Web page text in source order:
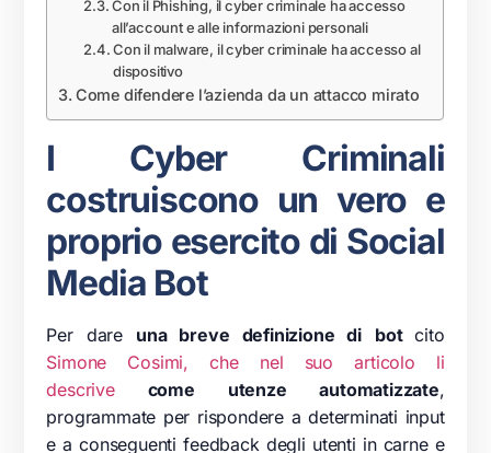
Con il Phishing, il cyber criminale ha accesso
all’account e alle informazioni personali
Con il malware, il cyber criminale ha accesso al
dispositivo
Come difendere l’azienda da un attacco mirato
I Cyber Criminali
costruiscono un vero e
proprio esercito di Social
Media Bot
Per dare una breve definizione di botcito
Simone Cosimi, che nel suo articolo li
descrivecome utenze automatizzate,
programmate per rispondere a determinati input
e a conseguenti feedback degli utenti in carne e